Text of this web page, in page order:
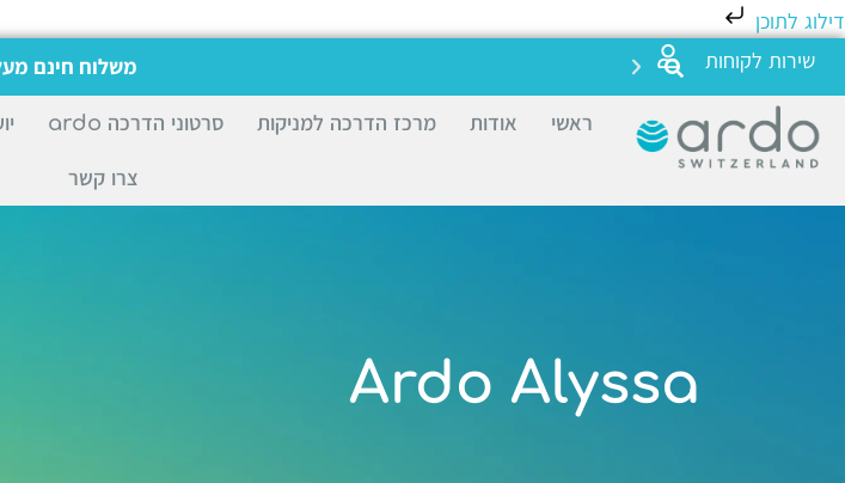
דילוג לתוכן
שירות לקוחות
משלוח חינם מעל
ראשי אודות מרכז הדרכה למניקות סרטוני הדרכה ardo
צרו קשר
Ardo Alyssa